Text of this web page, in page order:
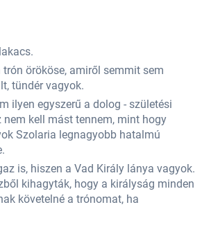
trón örököse, amiről semmit sem
tündér vagyok.
ilyen egyszerű a dolog - születési
kell mást tennem, mint hogy
Szolaria legnagyobb hatalmú
is, hiszen a Vad Király lánya vagyok.
kihagyták, hogy a királyság minden
követelné a trónomat, ha